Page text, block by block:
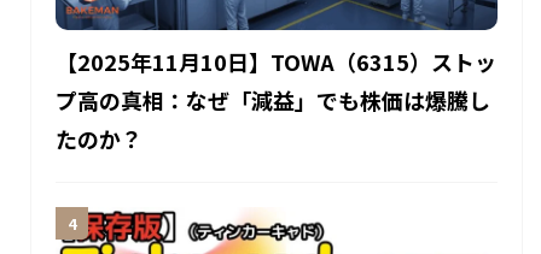
【2025年11月10日】TOWA（6315）ストッ
プ高の真相：なぜ「減益」でも株価は爆騰し
たのか？